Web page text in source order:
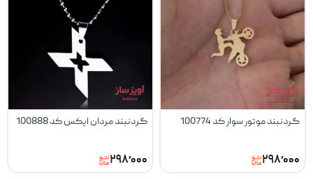
گردنبند موتور سوار کد 100774
۲۹۸٬۰۰۰
گردنبند مردان ایکس کد 100888
۲۹۸٬۰۰۰